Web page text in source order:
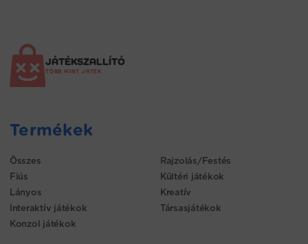
JÁTÉKSZALLÍTÓ
TÖBB MINT JÁTÉK
Termékek
Összes
Fiús
Lányos
Interaktív játékok
Konzol játékok
Rajzolás/Festés
Kültéri játékok
Kreatív
Társasjátékok